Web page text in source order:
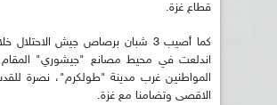
قطاع غزة.
كما أصيب 3 شبان برصاص جيش
اندلعت في محيط مصانع "جيشوري"
المواطنين غرب مدينة "طولكرم"، نصرة
الاقصى وتضامنا مع غزة.